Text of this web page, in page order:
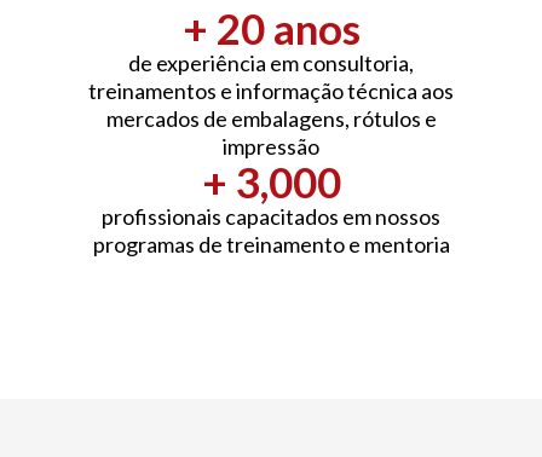
de experiência em consultoria,
treinamentos e informação técnica aos
mercados de embalagens, rótulos e
impressão
+ 20 anos
profissionais capacitados em nossos
programas de treinamento e mentoria
+ 3,000